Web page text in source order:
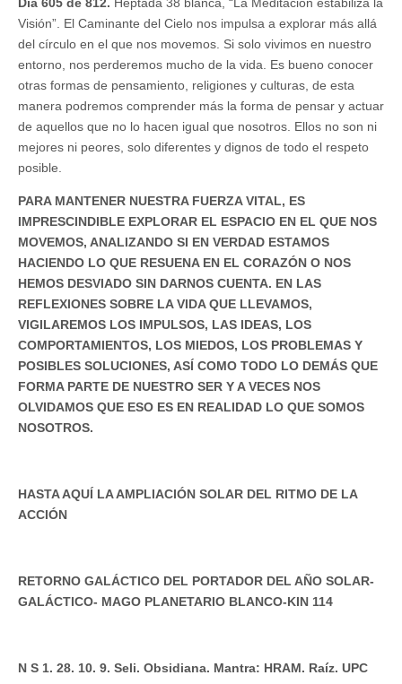
Día 605 de 812. Heptada 38 blanca, “La Meditación estabiliza la
Visión”. El Caminante del Cielo nos impulsa a explorar más allá
del círculo en el que nos movemos. Si solo vivimos en nuestro
entorno, nos perderemos mucho de la vida. Es bueno conocer
otras formas de pensamiento, religiones y culturas, de esta
manera podremos comprender más la forma de pensar y actuar
de aquellos que no lo hacen igual que nosotros. Ellos no son ni
mejores ni peores, solo diferentes y dignos de todo el respeto
posible.
PARA MANTENER NUESTRA FUERZA VITAL, ES
IMPRESCINDIBLE EXPLORAR EL ESPACIO EN EL QUE NOS
MOVEMOS, ANALIZANDO SI EN VERDAD ESTAMOS
HACIENDO LO QUE RESUENA EN EL CORAZÓN O NOS
HEMOS DESVIADO SIN DARNOS CUENTA. EN LAS
REFLEXIONES SOBRE LA VIDA QUE LLEVAMOS,
VIGILAREMOS LOS IMPULSOS, LAS IDEAS, LOS
COMPORTAMIENTOS, LOS MIEDOS, LOS PROBLEMAS Y
POSIBLES SOLUCIONES, ASÍ COMO TODO LO DEMÁS QUE
FORMA PARTE DE NUESTRO SER Y A VECES NOS
OLVIDAMOS QUE ESO ES EN REALIDAD LO QUE SOMOS
NOSOTROS.
HASTA AQUÍ LA AMPLIACIÓN SOLAR DEL RITMO DE LA
ACCIÓN
RETORNO GALÁCTICO DEL PORTADOR DEL AÑO SOLAR-
GALÁCTICO- MAGO PLANETARIO BLANCO-KIN 114
N S 1. 28. 10. 9. Seli. Obsidiana. Mantra: HRAM. Raíz. UPC